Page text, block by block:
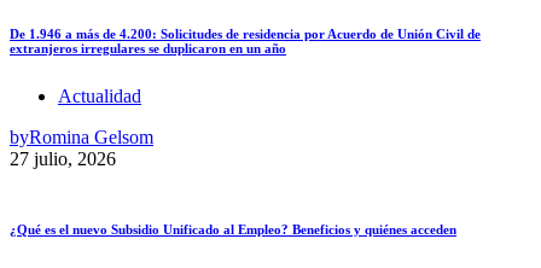
De 1.946 a más de 4.200: Solicitudes de residencia por Acuerdo de Unión Civil de
extranjeros irregulares se duplicaron en un año
Actualidad
byRomina Gelsom
27 julio, 2026
¿Qué es el nuevo Subsidio Unificado al Empleo? Beneficios y quiénes acceden